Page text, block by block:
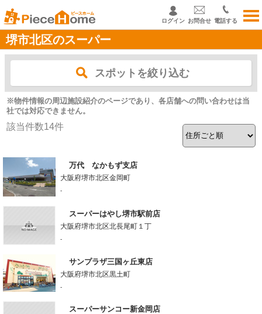
ログイン お問合せ 電話する
堺市北区のスーパー
スポットを絞り込む
※物件情報の周辺施設紹介のページであり、各店舗への問い合わせは当
社では対応できません。
該当件数14件
万代 なかもず支店
大阪府堺市北区金岡町
-
スーパーはやし堺市駅前店
大阪府堺市北区北長尾町１丁
-
サンプラザ三国ヶ丘東店
大阪府堺市北区黒土町
-
スーパーサンコー新金岡店